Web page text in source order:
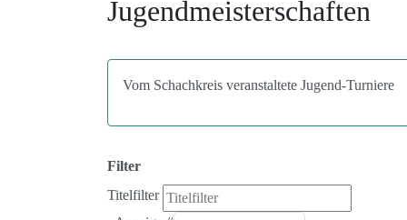
Jugendmeisterschaften
Vom Schachkreis veranstaltete Jugend-Turniere
Filter
Titelfilter